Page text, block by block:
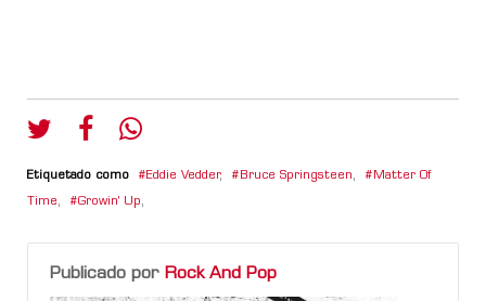
Etiquetado como Eddie Vedder, Bruce Springsteen, Matter Of
Time, Growin' Up,
Publicado por Rock And Pop